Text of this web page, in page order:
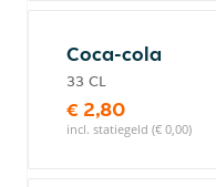
Coca-cola
33 CL
€ 2,80
incl. statiegeld (€ 0,00)